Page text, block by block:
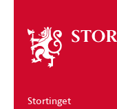
Om
stortinget
Stortinget